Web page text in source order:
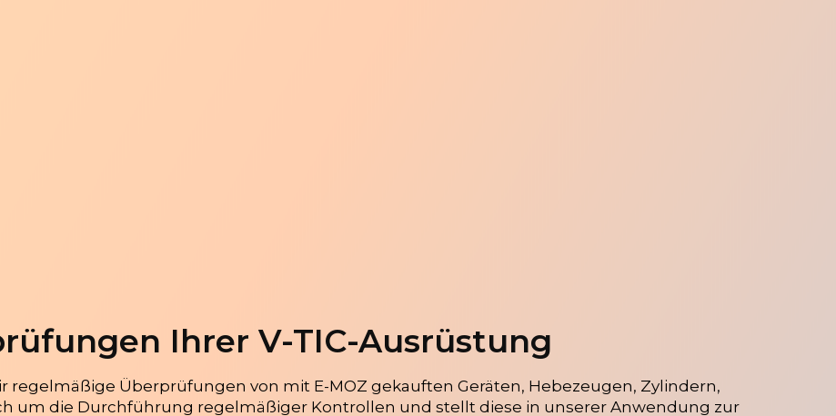
Ihrer V-TIC-Ausrüstung
regelmäßige Überprüfungen von mit E-MOZ gekauften Geräten, Hebezeugen, Zylindern,
um die Durchführung regelmäßiger Kontrollen und stellt diese in unserer Anwendung zur